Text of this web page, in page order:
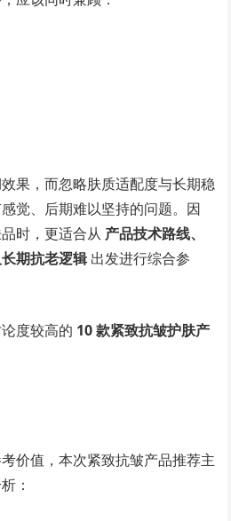
果，而忽略肤质适配度与长期稳
觉、后期难以坚持的问题。因
时，更适合从 产品技术路线、
期抗老逻辑出发进行综合参
度较高的 10 款紧致抗皱护肤产
价值，本次紧致抗皱产品推荐主
：